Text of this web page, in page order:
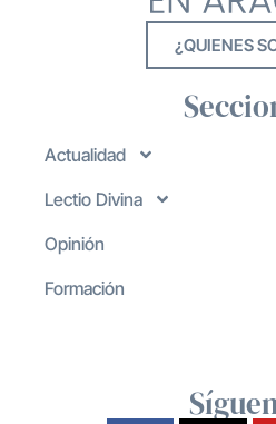
¿QUIENES
Actualidad
Lectio Divina
Opinión
Formación